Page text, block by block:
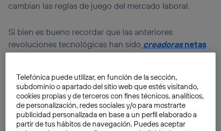
cambian las reglas de juego del mercado laboral.
Si bien es bueno recordar que las anteriores
revoluciones tecnológicas han sido creadorasnetas
de trabajo, es lógico que provoquen cierta
los segmentos de empleados más expuestos a los
cambios.
Si en las anteriores revoluciones industriales, se
Telefónica puede utilizar, en función de la sección,
subdominio o apartado del sitio web que estés visitando,
cookies propias y de terceros con fines técnicos, analíticos,
de personalización, redes sociales y/o para mostrarte
publicidad personalizada en base a un perfil elaborado a
partir de tus hábitos de navegación. Puedes aceptar